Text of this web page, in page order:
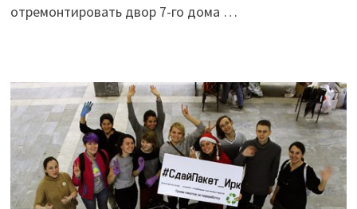
отремонтировать двор 7-го дома …